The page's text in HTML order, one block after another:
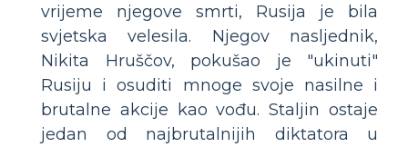
vrijeme njegove smrti, Rusija je bila
svjetska velesila. Njegov nasljednik,
Nikita Hruščov, pokušao je "ukinuti"
Rusiju i osuditi mnoge svoje nasilne i
brutalne akcije kao vođu. Staljin ostaje
jedan od najbrutalnijih diktatora u